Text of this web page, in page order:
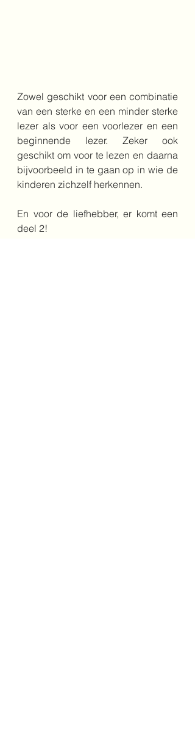
Zowel geschikt voor een combinatie
van een sterke en een minder sterke
lezer als voor een voorlezer en een
beginnende lezer. Zeker ook
geschikt om voor te lezen en daarna
bijvoorbeeld in te gaan op in wie de
kinderen zichzelf herkennen.
En voor de liefhebber, er komt een
deel 2!